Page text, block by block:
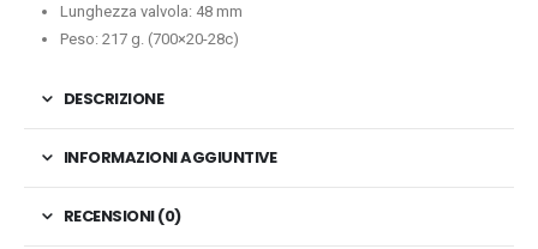
Lunghezza valvola: 48 mm
Peso: 217 g. (700×20-28c)
DESCRIZIONE
INFORMAZIONI AGGIUNTIVE
RECENSIONI (0)